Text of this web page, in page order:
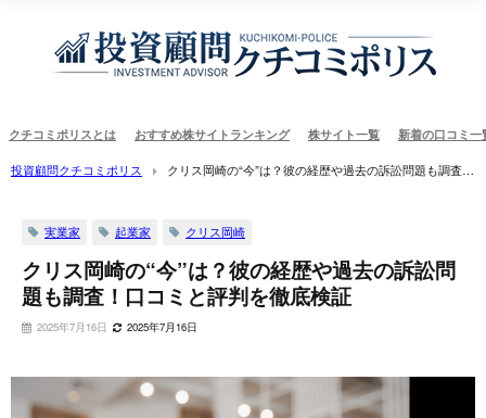
クチコミポリスとは おすすめ株サイトランキング 株サイト一覧 新着の口コミ一
投資顧問クチコミポリス
クリス岡崎の“今”は？彼の経歴や過去の訴訟問題も調査！
実業家 起業家 クリス岡崎
クリス岡崎の“今”は？彼の経歴や過去の訴訟問
題も調査！口コミと評判を徹底検証
2025年7月16日 2025年7月16日